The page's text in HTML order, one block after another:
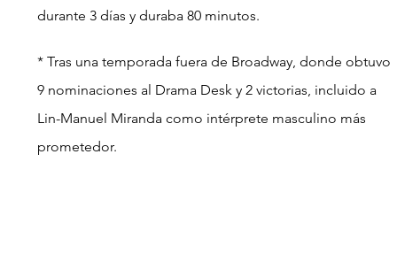
durante 3 días y duraba 80 minutos.
* Tras una temporada fuera de Broadway, donde obtuvo
9 nominaciones al Drama Desk y 2 victorias, incluido a
Lin-Manuel Miranda como intérprete masculino más
prometedor.